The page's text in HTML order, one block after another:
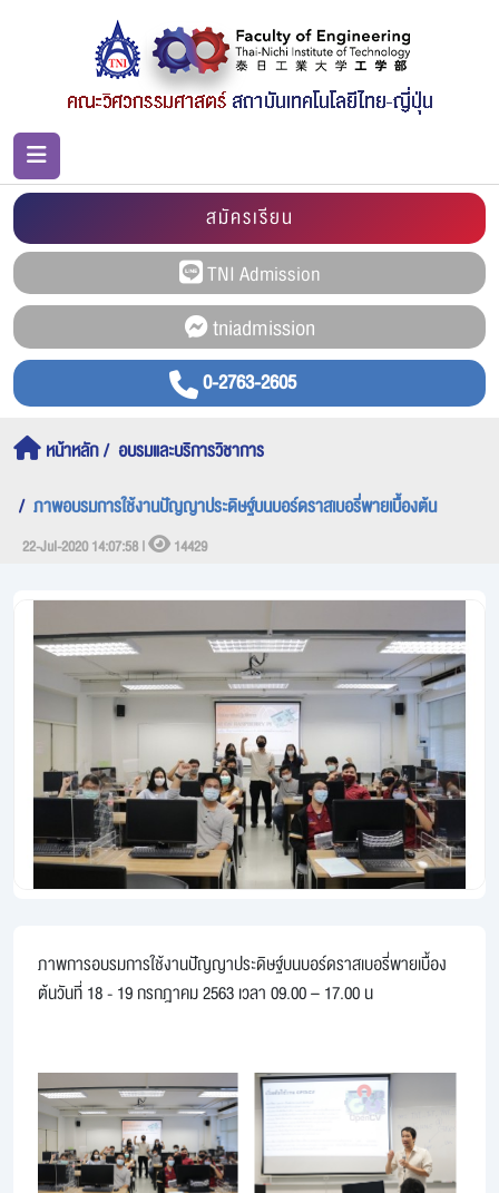
0-2763-2605
สมัครเรียน
หน้าหลัก
อบรมและบริการวิชาการ
ภาพอบรมการใช้งานปัญญาประดิษฐ์บนบอร์ดราสเบอรี่พายเบื้องต้น
22-Jul-2020 14:07:58 | 14429
ภาพการอบรมการใช้งานปัญญาประดิษฐ์บนบอร์ดราสเบอรี่พายเบื้อง
ต้นวันที่ 18 - 19 กรกฎาคม 2563 เวลา 09.00 – 17.00 น